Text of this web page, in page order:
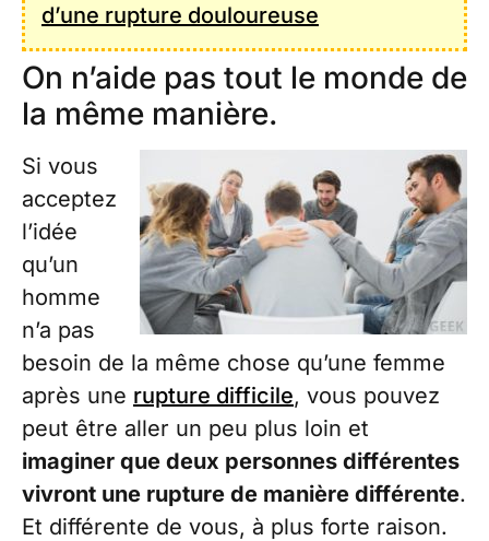
d’une rupture douloureuse
On n’aide pas tout le monde de
la même manière.
Si vous
acceptez
l’idée
qu’un
homme
n’a pas
besoin de la même chose qu’une femme
après une rupture difficile, vous pouvez
peut être aller un peu plus loin et
imaginer que deux personnes différentes
vivront une rupture de manière différente.
Et différente de vous, à plus forte raison.